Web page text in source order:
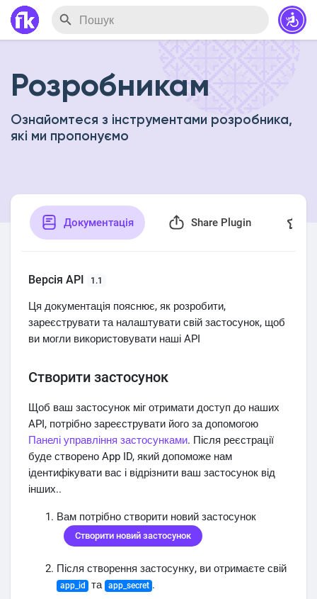
Розробникам
Ознайомтеся з інструментами розробника,
які ми пропонуємо
Документація Share Plugin
Версія API 1.1
Ця документація пояснює, як розробити,
зареєструвати та налаштувати свій застосунок, щоб
ви могли використовувати наші API
Створити застосунок
Щоб ваш застосунок міг отримати доступ до наших
API, потрібно зареєструвати його за допомогою
Панелі управління застосунками. Після реєстрації
буде створено App ID, який допоможе нам
ідентифікувати вас і відрізнити ваш застосунок від
інших..
Вам потрібно створити новий застосунок
Створити новий застосунок
Після створення застосунку, ви отримаєте свій
app_id та app_secret .